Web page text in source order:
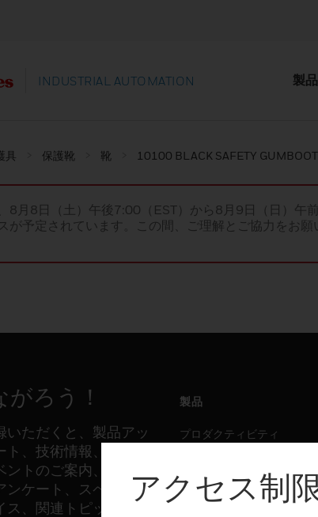
INDUSTRIAL AUTOMATION 製品
具 保護靴 靴 10100 BLACK SAFETY GUMBOOT
8月8日（土）午後7:00（EST）から8月9日（日）
が予定されています。この間、ご理解とご協力をお願
がろう！
いただくと、製品アッ
ト、技術情報、新製品
ントのご案内、ニュー
ンケート、スペシャル
ス、関連トピックな
製品
プロダクティビティ
センシング・ソリューション
アクセス制